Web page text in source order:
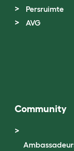
Persruimte
AVG
Community